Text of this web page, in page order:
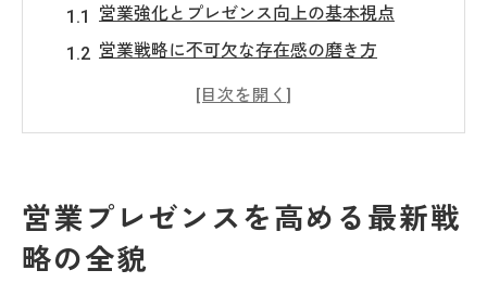
営業強化とプレゼンス向上の基本視点
営業戦略に不可欠な存在感の磨き方
営業力を引き出す最新強化施策の要点
営業力強化トレーニングの実践的活用法
成果を上げる営業強化戦略の具体策解説
営業プレゼンスを高める最新戦
略の全貌